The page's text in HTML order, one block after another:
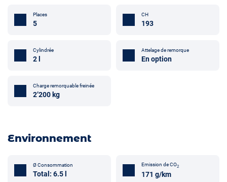
Places
5
CH
193
Cylindrée
2 l
Attelage de remorque
En option
Charge remorquable freinée
2’200 kg
Environnement
Ø Consommation
Total: 6.5 l
Emission de CO2
171 g/km